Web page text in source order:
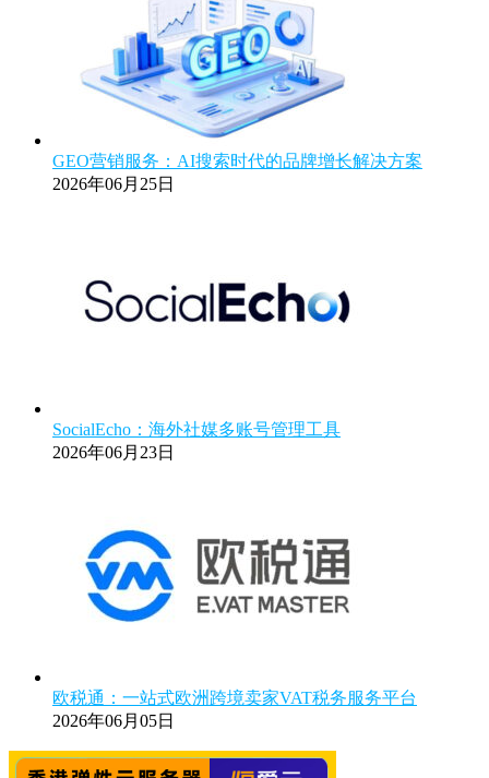
GEO营销服务：AI搜索时代的品牌增长解决方案
2026年06月25日
SocialEcho：海外社媒多账号管理工具
2026年06月23日
欧税通：一站式欧洲跨境卖家VAT税务服务平台
2026年06月05日